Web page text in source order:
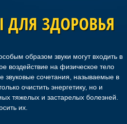
ДЛЯ ЗДОРОВЬЯ
образом звуки могут входить в
воздействие на физическое тело
звуковые сочетания, называемые в
очистить энергетику, но и
тяжелых и застарелых болезней.
их.